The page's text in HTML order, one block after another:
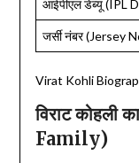
आईपीएल डेब्यू (IPL
जर्सी नंबर (Jersey
Virat Kohli
विराट कोहली
Family)